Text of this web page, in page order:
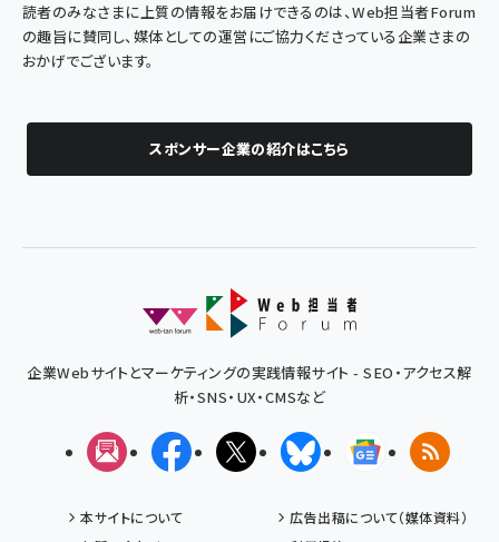
読者のみなさまに上質の情報をお届けできるのは、Web担当者Forum
の趣旨に賛同し、媒体としての運営にご協力くださっている企業さまの
おかげでございます。
スポンサー企業の紹介はこちら
企業Webサイトとマーケティングの実践情報サイト - SEO・アクセス解
析・SNS・UX・CMSなど
メルマガFacebookX(エックス)BlueskyGoogleニュ
RSS
本サイトについて
広告出稿について（媒体資料）